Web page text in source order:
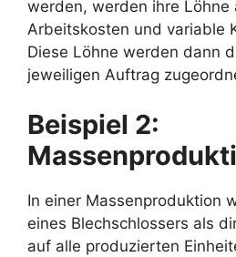
werden, werden ihre Löhne
Arbeitskosten und variable
Diese Löhne werden dann
jeweiligen Auftrag
Beispiel 2:
In einer Massenproduktion
eines Blechschlossers als
auf alle produzierten